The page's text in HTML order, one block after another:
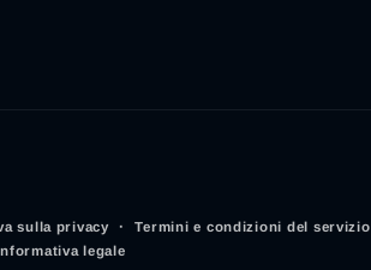
sulla privacy
Termini e condizioni del servizio
legale